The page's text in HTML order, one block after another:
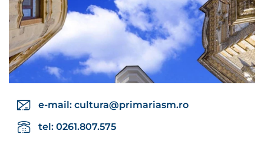
e-mail: cultura@primariasm.ro
tel: 0261.807.575